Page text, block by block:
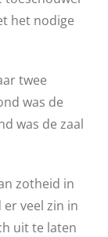
het nodige
twee
was de
was de zaal
zotheid in
er veel zin in
uit te laten